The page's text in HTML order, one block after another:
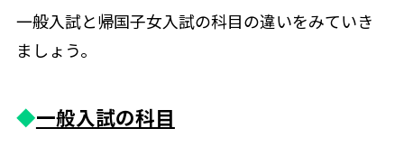
一般入試と帰国子女入試の科目の違いをみていき
ましょう。
◆一般入試の科目